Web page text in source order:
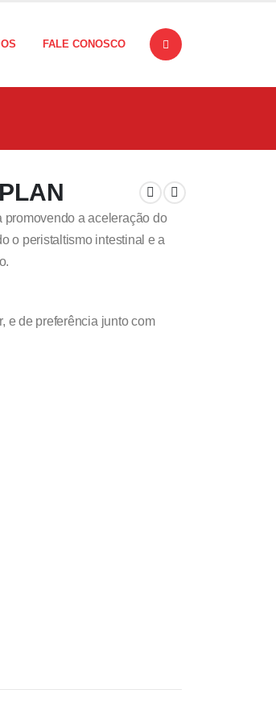
FALE CONOSCO
promovendo a aceleração do
o peristaltismo intestinal e a
e de preferência junto com